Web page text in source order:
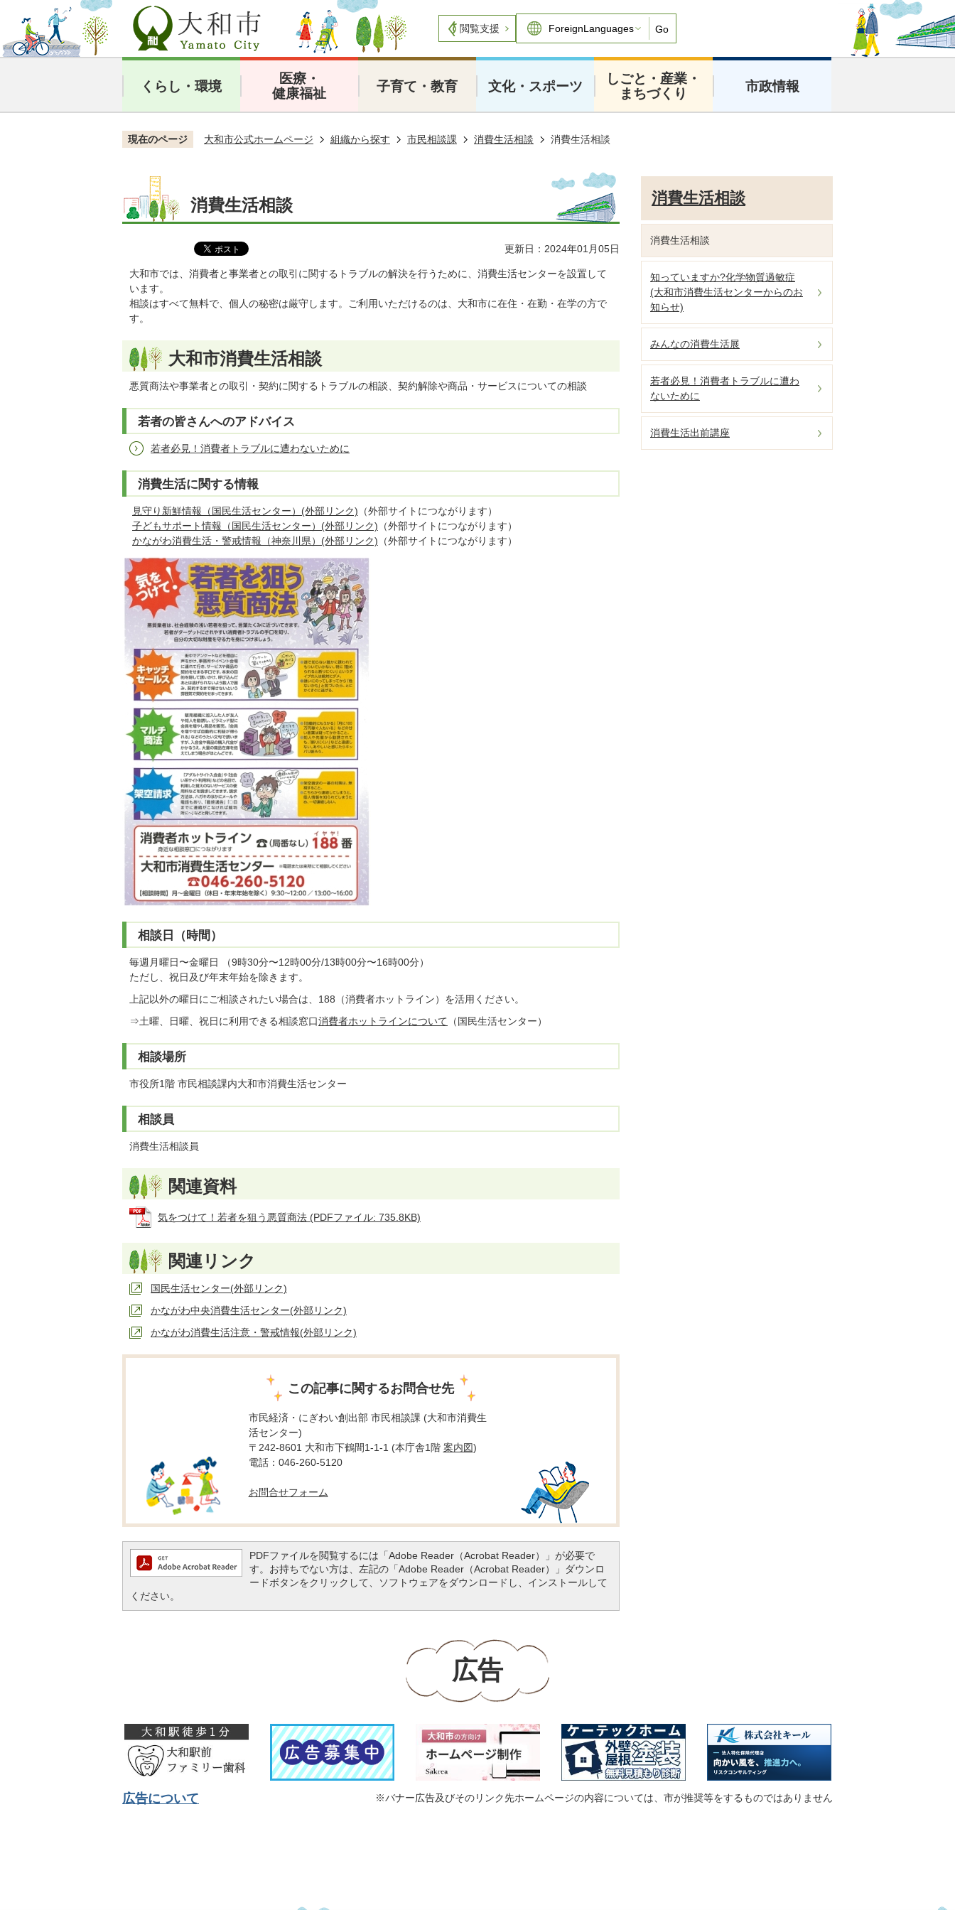
閲覧支援 Go
くらし・環境
医療・
健康福祉
子育て・教育 文化・スポーツ
しごと・産業・
まちづくり
市政情報
現在のページ 大和市公式ホームページ 組織から探す 市民相談課 消費生活相談 消費生活相談
消費生活相談
更新日：2024年01月05日
大和市では、消費者と事業者との取引に関するトラブルの解決を行うために、消費生活センターを設置して
います。
相談はすべて無料で、個人の秘密は厳守します。ご利用いただけるのは、大和市に在住・在勤・在学の方で
す。
大和市消費生活相談
悪質商法や事業者との取引・契約に関するトラブルの相談、契約解除や商品・サービスについての相談
若者の皆さんへのアドバイス
若者必見！消費者トラブルに遭わないために
消費生活に関する情報
見守り新鮮情報（国民生活センター）(外部リンク) （外部サイトにつながります）
子どもサポート情報（国民生活センター）(外部リンク) （外部サイトにつながります）
かながわ消費生活・警戒情報（神奈川県）(外部リンク) （外部サイトにつながります）
相談日（時間）
毎週月曜日〜金曜日 （9時30分〜12時00分/13時00分〜16時00分）
ただし、祝日及び年末年始を除きます。
上記以外の曜日にご相談されたい場合は、188（消費者ホットライン）を活用ください。
⇒土曜、日曜、祝日に利用できる相談窓口消費者ホットラインについて （国民生活センター）
相談場所
市役所1階 市民相談課内大和市消費生活センター
相談員
消費生活相談員
関連資料
気をつけて！若者を狙う悪質商法 (PDFファイル: 735.8KB)
関連リンク
国民生活センター(外部リンク)
かながわ中央消費生活センター(外部リンク)
かながわ消費生活注意・警戒情報(外部リンク)
この記事に関するお問合せ先
市民経済・にぎわい創出部 市民相談課 (大和市消費生
活センター)
〒242-8601 大和市下鶴間1-1-1 (本庁舎1階 案内図)
電話：046-260-5120
お問合せフォーム
PDFファイルを閲覧するには「Adobe Reader（Acrobat Reader）」が必要で
す。お持ちでない方は、左記の「Adobe Reader（Acrobat Reader）」ダウンロ
ードボタンをクリックして、ソフトウェアをダウンロードし、インストールして
ください。
消費生活相談
消費生活相談
知っていますか?化学物質過敏症
(大和市消費生活センターからのお
知らせ)
みんなの消費生活展
若者必見！消費者トラブルに遭わ
ないために
消費生活出前講座
広告
広告について ※バナー広告及びそのリンク先ホームページの内容については、市が推奨等をするものではありません